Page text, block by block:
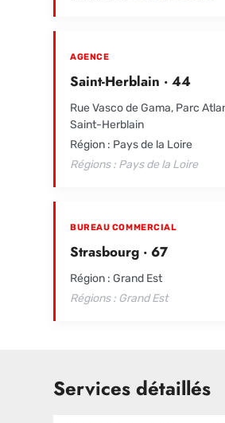
AGENCE
Saint-Herblain · 44
Rue Vasco de Gama, Parc
Saint-Herblain
Région : Pays de la Loire
Régions : Pays de la Loire
BUREAU COMMERCIAL
Strasbourg · 67
Région : Grand Est
Régions : Grand Est
Services détaillés